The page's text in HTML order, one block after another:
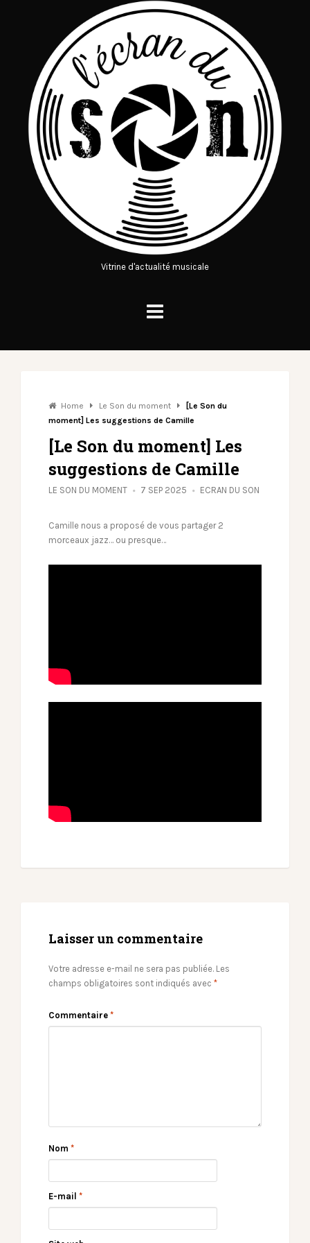
Vitrine d'actualité musicale
Home Le Son du moment
[Le Son du
moment] Les suggestions de Camille
[Le Son du moment] Les
suggestions de Camille
LE SON DU MOMENT 7 SEP 2025 ECRAN DU SON
Camille nous a proposé de vous partager 2
morceaux jazz… ou presque…
Laisser un commentaire
Votre adresse e-mail ne sera pas publiée. Les
champs obligatoires sont indiqués avec *
Commentaire *
Nom *
E-mail *